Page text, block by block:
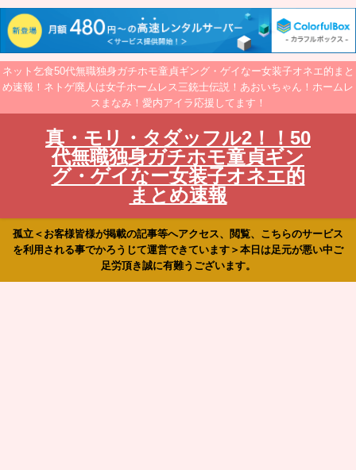
ネット乞食50代無職独身ガチホモ童貞ギング・ゲイなー女装子オネエ的まと
め速報！ネトゲ廃人は女子ホームレス三銃士伝説！あおいちゃん！ホームレ
スまなみ！愛内アイラ応援してます！
真・モリ・タダッフル2！！50
代無職独身ガチホモ童貞ギン
グ・ゲイなー女装子オネエ的
まとめ速報
孤立＜お客様皆様が掲載の記事等へアクセス、閲覧、こちらのサービス
を利用される事でかろうじて運営できています＞本日は足元が悪い中ご
足労頂き誠に有難うございます。